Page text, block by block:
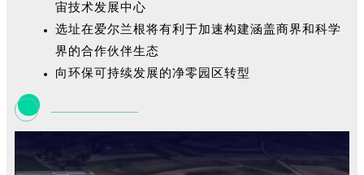
宙技术发展中心
选址在爱尔兰根将有利于加速构建涵盖商界和科学
界的合作伙伴生态
向环保可持续发展的净零园区转型